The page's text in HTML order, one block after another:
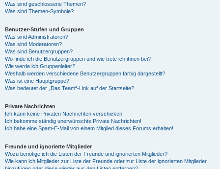
Was sind geschlossene Themen?
Was sind Themen-Symbole?
Benutzer-Stufen und Gruppen
Was sind Administratoren?
Was sind Moderatoren?
Was sind Benutzergruppen?
Wo finde ich die Benutzergruppen und wie trete ich ihnen bei?
Wie werde ich Gruppenleiter?
Weshalb werden verschiedene Benutzergruppen farbig dargestellt?
Was ist eine Hauptgruppe?
Was bedeutet der „Das Team“-Link auf der Startseite?
Private Nachrichten
Ich kann keine Privaten Nachrichten verschicken!
Ich bekomme ständig unerwünschte Private Nachrichten!
Ich habe eine Spam-E-Mail von einem Mitglied dieses Forums erhalten!
Freunde und ignorierte Mitglieder
Wozu benötige ich die Listen der Freunde und ignorierten Mitglieder?
Wie kann ich Mitglieder zur Liste der Freunde oder zur Liste der ignorierten Mitglieder